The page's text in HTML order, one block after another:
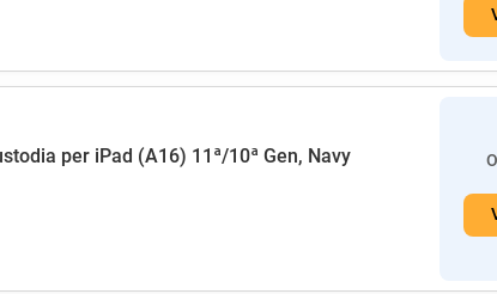
per iPad (A16) 11ª/10ª Gen, Navy